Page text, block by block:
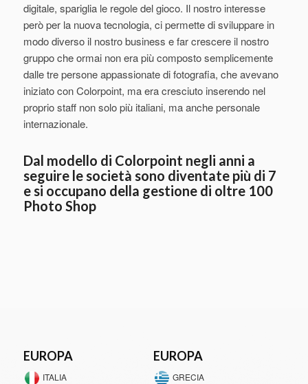
digitale, spariglia le regole del gioco. Il nostro interesse
però per la nuova tecnologia, ci permette di sviluppare in
modo diverso il nostro business e far crescere il nostro
gruppo che ormai non era più composto semplicemente
dalle tre persone appassionate di fotografia, che avevano
iniziato con Colorpoint, ma era cresciuto inserendo nel
proprio staff non solo più italiani, ma anche personale
internazionale.
Dal modello di Colorpoint negli anni a
seguire le società sono diventate più di 7
e si occupano della gestione di oltre 100
Photo Shop
EUROPA
ITALIA
EUROPA
GRECIA